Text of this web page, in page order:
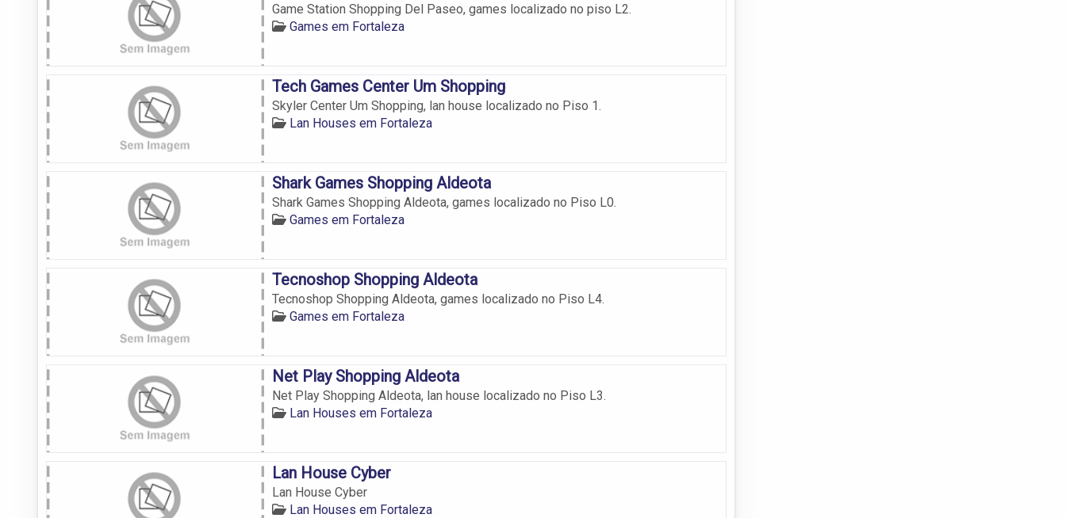
Game Station Shopping Del Paseo, games localizado no piso L2.
Games em Fortaleza
Tech Games Center Um Shopping
Skyler Center Um Shopping, lan house localizado no Piso 1.
Lan Houses em Fortaleza
Shark Games Shopping Aldeota
Shark Games Shopping Aldeota, games localizado no Piso L0.
Games em Fortaleza
Tecnoshop Shopping Aldeota
Tecnoshop Shopping Aldeota, games localizado no Piso L4.
Games em Fortaleza
Net Play Shopping Aldeota
Net Play Shopping Aldeota, lan house localizado no Piso L3.
Lan Houses em Fortaleza
Lan House Cyber
Lan House Cyber
Lan Houses em Fortaleza